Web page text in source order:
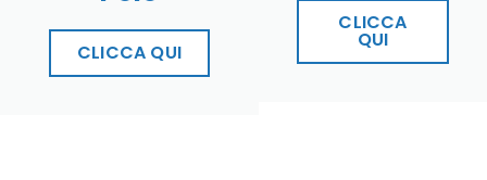
CLICCA QUI
CLICCA
QUI